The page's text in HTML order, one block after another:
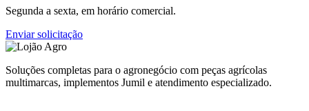
Segunda a sexta, em horário comercial.
Enviar solicitação
Soluções completas para o agronegócio com peças agrícolas
multimarcas, implementos Jumil e atendimento especializado.